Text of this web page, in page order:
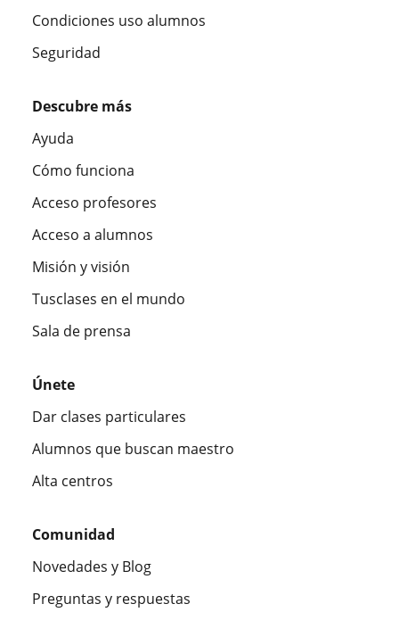
Condiciones uso alumnos
Seguridad
Descubre más
Ayuda
Cómo funciona
Acceso profesores
Acceso a alumnos
Misión y visión
Tusclases en el mundo
Sala de prensa
Únete
Dar clases particulares
Alumnos que buscan maestro
Alta centros
Comunidad
Novedades y Blog
Preguntas y respuestas